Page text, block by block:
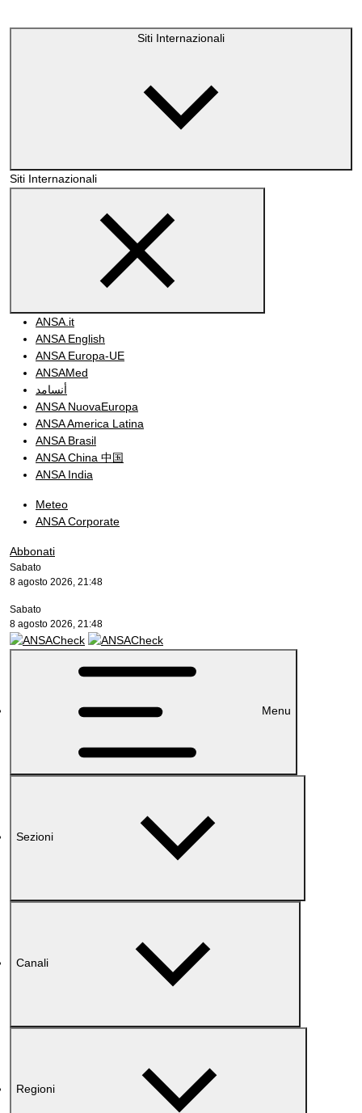
Siti Internazionali
Siti Internazionali
ANSA.it
ANSA English
ANSA Europa-UE
ANSAMed
أنسامد
ANSA NuovaEuropa
ANSA America Latina
ANSA Brasil
ANSA China 中国
ANSA India
Meteo
ANSA Corporate
Abbonati
Sabato
8 agosto 2026, 21:48
Sabato
8 agosto 2026, 21:48
Menu
Sezioni
Canali
Regioni